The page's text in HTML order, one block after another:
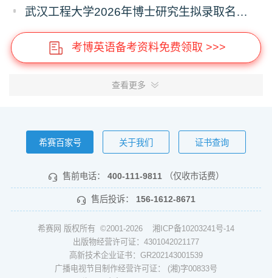
武汉工程大学2026年博士研究生拟录取名单公示（普通招考）（第六批）
考博英语备考资料免费领取 >>>
查看更多
希赛百家号 关于我们 证书查询
售前电话： 400-111-9811 （仅收市话费）
售后投诉： 156-1612-8671
希赛网 版权所有 ©2001-2026 湘ICP备10203241号-14
出版物经营许可证：4301042021177
高新技术企业证书：GR202143001539
广播电视节目制作经营许可证： (湘)字00833号